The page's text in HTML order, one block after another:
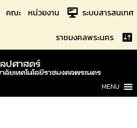
คณะ หน่วยงาน ระบบสารสนเทศ
ราชมงคลพระนคร
MENU